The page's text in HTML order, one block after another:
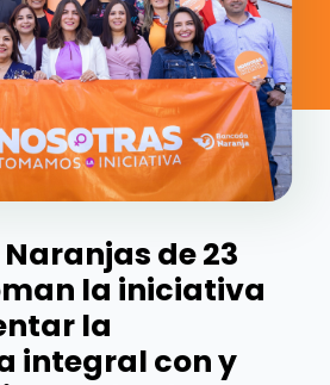
de 23
la iniciativa
la
integral con y